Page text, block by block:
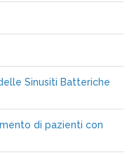
Sinusiti Batteriche
di pazienti con